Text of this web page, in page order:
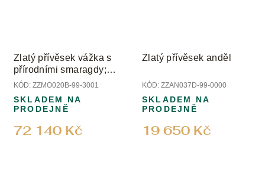
Zlatý přívěsek vážka s
přírodními smaragdy;
peridotem a diamanty
KÓD: ZZMO020B-99-3001
72 140 Kč
SKLADEM NA
PRODEJNĚ
Zlatý přívěsek anděl
KÓD: ZZAN037D-99-0000
19 650 Kč
SKLADEM NA
PRODEJNĚ